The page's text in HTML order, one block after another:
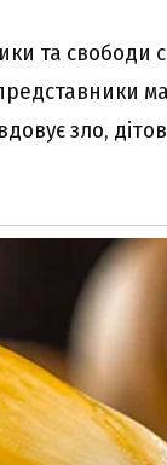
та свободи
зло,